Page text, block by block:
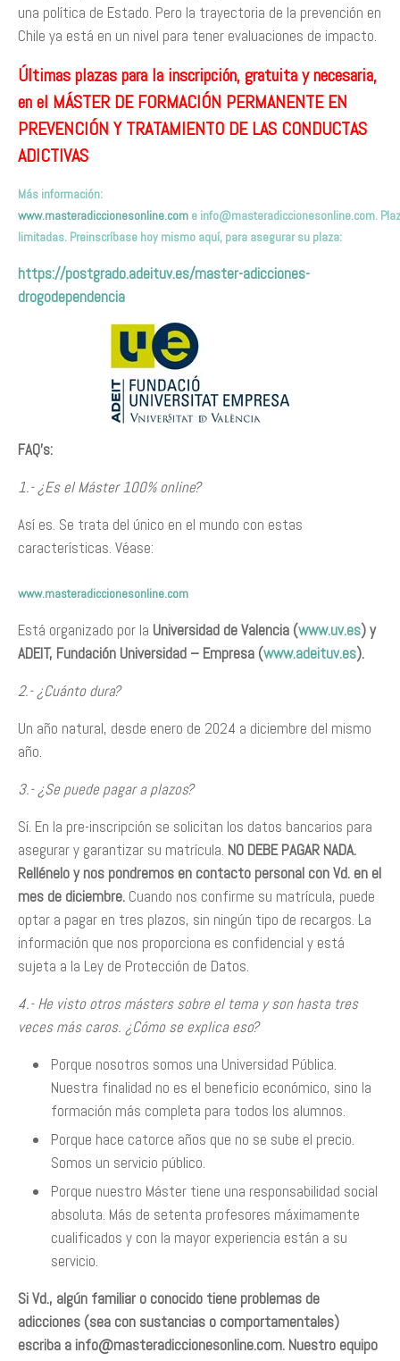
una política de Estado. Pero la trayectoria de la prevención en
Chile ya está en un nivel para tener evaluaciones de impacto.
Últimas plazas para la inscripción, gratuita y necesaria,
en el MÁSTER DE FORMACIÓN PERMANENTE EN
PREVENCIÓN Y TRATAMIENTO DE LAS CONDUCTAS
ADICTIVAS
Más información:
www.masteradiccionesonline.com e info@masteradiccionesonline.com.
limitadas. Preinscríbase hoy mismo aquí, para asegurar su plaza:
https://postgrado.adeituv.es/master-adicciones-
drogodependencia
FAQ’s:
1.- ¿Es el Máster 100% online?
Así es. Se trata del único en el mundo con estas
características. Véase:
www.masteradiccionesonline.com
Está organizado por la Universidad de Valencia (www.uv.es) y
ADEIT, Fundación Universidad – Empresa (www.adeituv.es).
2.- ¿Cuánto dura?
Un año natural, desde enero de 2024 a diciembre del mismo
año.
3.- ¿Se puede pagar a plazos?
Sí. En la pre-inscripción se solicitan los datos bancarios para
asegurar y garantizar su matrícula. NO DEBE PAGAR NADA.
Rellénelo y nos pondremos en contacto personal con Vd. en el
mes de diciembre. Cuando nos confirme su matrícula, puede
optar a pagar en tres plazos, sin ningún tipo de recargos. La
información que nos proporciona es confidencial y está
sujeta a la Ley de Protección de Datos.
4.- He visto otros másters sobre el tema y son hasta tres
veces más caros. ¿Cómo se explica eso?
Porque nosotros somos una Universidad Pública.
Nuestra finalidad no es el beneficio económico, sino la
formación más completa para todos los alumnos.
Porque hace catorce años que no se sube el precio.
Somos un servicio público.
Porque nuestro Máster tiene una responsabilidad social
absoluta. Más de setenta profesores máximamente
cualificados y con la mayor experiencia están a su
servicio.
Si Vd., algún familiar o conocido tiene problemas de
adicciones (sea con sustancias o comportamentales)
escriba a info@masteradiccionesonline.com. Nuestro equipo